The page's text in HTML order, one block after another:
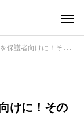
！そのまま使いやすい書き方
けに！その